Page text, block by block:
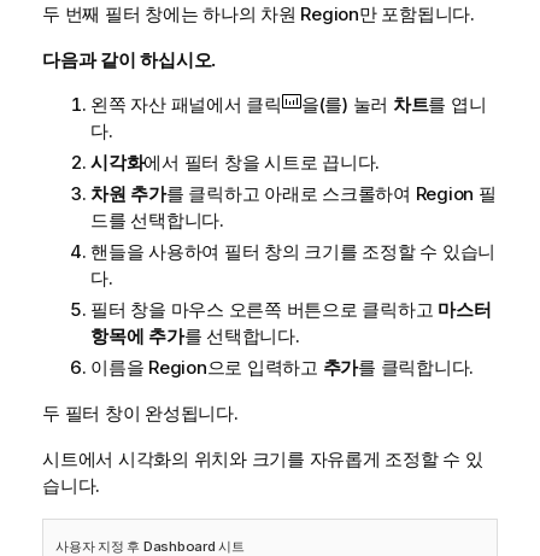
두 번째 필터 창에는 하나의 차원 Region만 포함됩니다.
다음과 같이 하십시오.
왼쪽 자산 패널에서 클릭
을(를) 눌러 차트를 엽니
다.
시각화에서 필터 창을 시트로 끕니다.
차원 추가를 클릭하고 아래로 스크롤하여 Region 필
드를 선택합니다.
핸들을 사용하여 필터 창의 크기를 조정할 수 있습니
다.
필터 창을 마우스 오른쪽 버튼으로 클릭하고 마스터
항목에 추가를 선택합니다.
이름을 Region으로 입력하고 추가를 클릭합니다.
두 필터 창이 완성됩니다.
시트에서 시각화의 위치와 크기를 자유롭게 조정할 수 있
습니다.
사용자 지정 후 Dashboard 시트